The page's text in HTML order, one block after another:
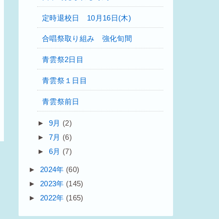
定時退校日 10月16日(木)
合唱祭取り組み 強化旬間
青雲祭2日目
青雲祭１日目
青雲祭前日
► 9月 (2)
► 7月 (6)
► 6月 (7)
► 2024年 (60)
► 2023年 (145)
► 2022年 (165)